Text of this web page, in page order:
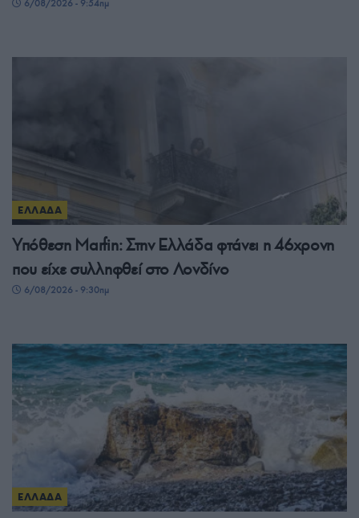
6/08/2026 - 9:54πμ
ΕΛΛΑΔΑ
Υπόθεση Μarfin: Στην Ελλάδα φτάνει η 46χρονη
που είχε συλληφθεί στο Λονδίνο
6/08/2026 - 9:30πμ
ΕΛΛΑΔΑ